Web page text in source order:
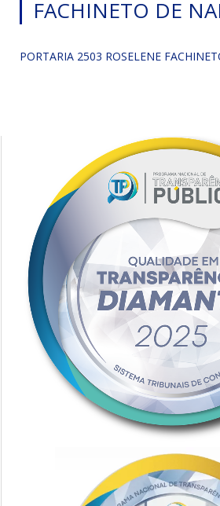
FACHINETO DE
PORTARIA 2503 ROSELENE